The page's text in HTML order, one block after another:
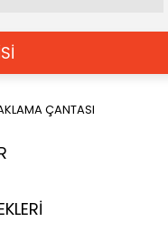
ÇANTASI